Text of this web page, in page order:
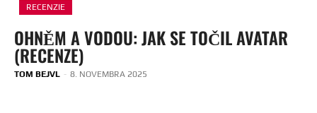
RECENZIE
OHNĚM A VODOU: JAK SE TOČIL AVATAR
(RECENZE)
TOM BEJVL - 8. NOVEMBRA 2025